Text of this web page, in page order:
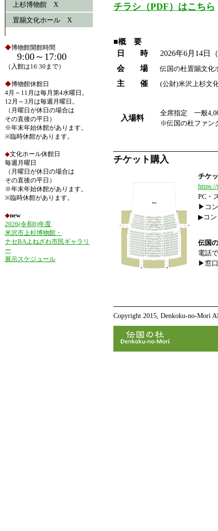
上杉博物館 X
置賜文化ホール X
◆博物館開館時間
9:00～17:00
（入館は16:30まで）
◆博物館休館日
4月～11月は毎月第4水曜日。
12月～3月は毎週月曜日。
（月曜日が休日の場合は
その直後の平日）
※年末年始休館があります。
※臨時休館があります。
◆文化ホール休館日
毎週月曜日
（月曜日が休日の場合は
その直後の平日）
※年末年始休館があります。
※臨時休館があります。
◆new
2026(令和8)年度
米沢市上杉博物館・
ナセBAよねざわ市民ギャラリ
ー
展示スケジュール
チラシ（PDF）はこちら
■概 要
日 時
2026年6月14日
会 場
伝国の杜置賜文化
主 催 (公財)米沢上杉文
入場料
全席指定 一般
※伝国の杜ファン
チケット購入
チケ
PC・
▶コ
▶コン
伝国
電話
▶窓
Copyright 2015, Denkoku-no-Mori